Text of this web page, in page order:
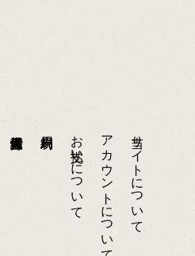
当サイトについて
アカウントについて
お支払いについて